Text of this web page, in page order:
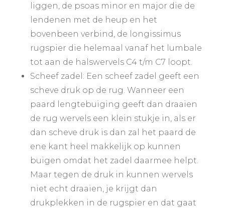
liggen, de psoas minor en major die de
lendenen met de heup en het
bovenbeen verbind, de longissimus
rugspier die helemaal vanaf het lumbale
tot aan de halswervels C4 t/m C7 loopt.
Scheef zadel: Een scheef zadel geeft een
scheve druk op de rug. Wanneer een
paard lengtebuiging geeft dan draaien
de rug wervels een klein stukje in, als er
dan scheve druk is dan zal het paard de
ene kant heel makkelijk op kunnen
buigen omdat het zadel daarmee helpt.
Maar tegen de druk in kunnen wervels
niet echt draaien, je krijgt dan
drukplekken in de rugspier en dat gaat